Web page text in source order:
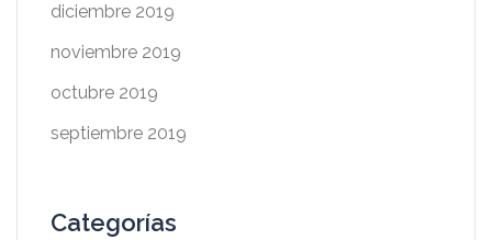
diciembre 2019
noviembre 2019
octubre 2019
septiembre 2019
Categorías